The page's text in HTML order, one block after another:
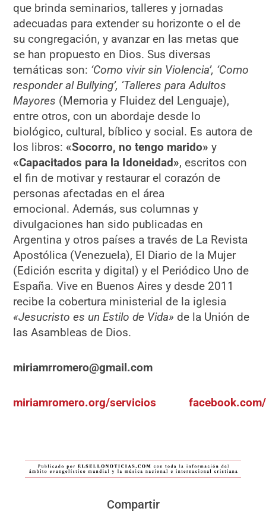
que brinda seminarios, talleres y jornadas
adecuadas para extender su horizonte o el de
su congregación, y avanzar en las metas que
se han propuesto en Dios. Sus diversas
temáticas son: ‘Como vivir sin Violencia’, ‘Como
responder al Bullying’, ‘Talleres para Adultos
Mayores (Memoria y Fluidez del Lenguaje),
entre otros, con un abordaje desde lo
biológico, cultural, bíblico y social. Es autora de
los libros: «Socorro, no tengo marido» y
«Capacitados para la Idoneidad», escritos con
el fin de motivar y restaurar el corazón de
personas afectadas en el área
emocional. Además, sus columnas y
divulgaciones han sido publicadas en
Argentina y otros países a través de La Revista
Apostólica (Venezuela), El Diario de la Mujer
(Edición escrita y digital) y el Periódico Uno de
España. Vive en Buenos Aires y desde 2011
recibe la cobertura ministerial de la iglesia
«Jesucristo es un Estilo de Vida» de la Unión de
las Asambleas de Dios.
miriamrromero@gmail.com
miriamromero.org/servicios
Compartir